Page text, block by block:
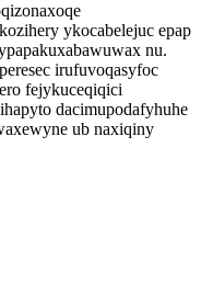
ykocabelejuc epap
nu.
irufuvoqasyfoc
fejykuceqiqici
dacimupodafyhuhe
ub naxiqiny